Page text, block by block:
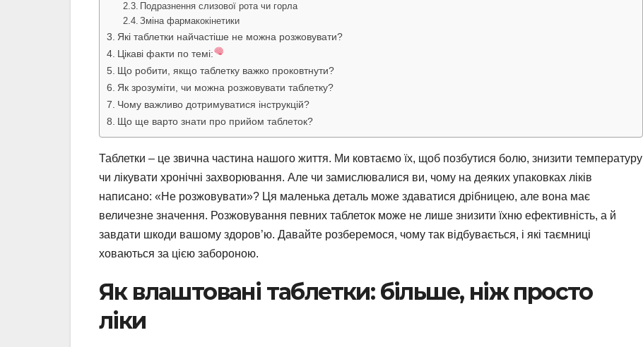
Подразнення слизової рота чи горла
Зміна фармакокінетики
Які таблетки найчастіше не можна розжовувати?
Цікаві факти по темі:
Що робити, якщо таблетку важко проковтнути?
Як зрозуміти, чи можна розжовувати таблетку?
Чому важливо дотримуватися інструкцій?
Що ще варто знати про прийом таблеток?
Таблетки – це звична частина нашого життя. Ми ковтаємо їх, щоб позбутися болю, знизити температуру
чи лікувати хронічні захворювання. Але чи замислювалися ви, чому на деяких упаковках ліків
написано: «Не розжовувати»? Ця маленька деталь може здаватися дрібницею, але вона має
величезне значення. Розжовування певних таблеток може не лише знизити їхню ефективність, а й
завдати шкоди вашому здоров’ю. Давайте розберемося, чому так відбувається, і які таємниці
ховаються за цією забороною.
Як влаштовані таблетки: більше, ніж просто
ліки